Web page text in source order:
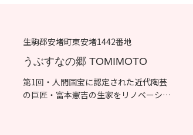
生駒郡安堵町東安堵1442番地
うぶすなの郷 TOMIMOTO
第1回・人間国宝に認定された近代陶芸
の巨匠・富本憲吉の生家をリノベーショ